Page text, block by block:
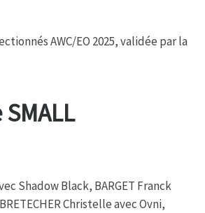
AWC/EO 2025, validée par la
Shadow Black, BARGET Franck
Christelle avec Ovni,